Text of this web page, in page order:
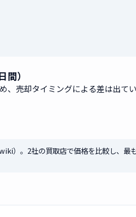
）
、売却タイミングによる差は出て
）。2社の買取店で価格を比較し、最